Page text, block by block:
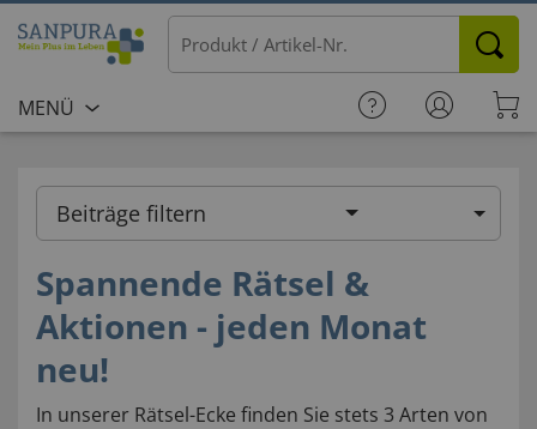
MENÜ
Beiträge filtern
Spannende Rätsel &
Aktionen - jeden Monat
neu!
In unserer Rätsel-Ecke finden Sie stets 3 Arten von